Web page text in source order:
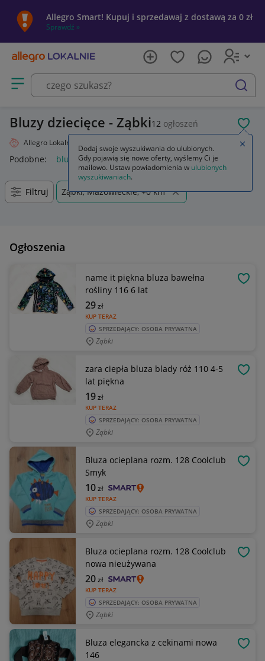
Allegro Smart! Kupuj i sprzedawaj z dostawą za 0 zł
Sprawdź »
Otwórz menu z kategoriami
szukaj
Bluzy dziecięce - Ząbki12 ogłoszeń
Allegro Lokalnie
Podobne: bluza bluza nike bluzy męskie bluza dla par
Filtruj Ząbki, Mazowieckie, +0 km
Ogłoszenia
name it piękna bluza bawełna
rośliny 116 6 lat
KUP TERAZ
29zł
SPRZEDAJĄCY: OSOBA PRYWATNA
Ząbki
zara ciepła bluza blady róż 110 4-5
lat piękna
KUP TERAZ
19zł
SPRZEDAJĄCY: OSOBA PRYWATNA
Ząbki
Bluza ocieplana rozm. 128 Coolclub
Smyk
KUP TERAZ
10zł
SPRZEDAJĄCY: OSOBA PRYWATNA
Ząbki
Bluza ocieplana rozm. 128 Coolclub
nowa nieużywana
KUP TERAZ
20zł
SPRZEDAJĄCY: OSOBA PRYWATNA
Ząbki
Bluza elegancka z cekinami nowa
146
Dodaj swoje wyszukiwania do ulubionych.
Gdy pojawią się nowe oferty, wyślemy Ci je
mailowo. Ustaw powiadomienia w ulubionych
wyszukiwaniach.